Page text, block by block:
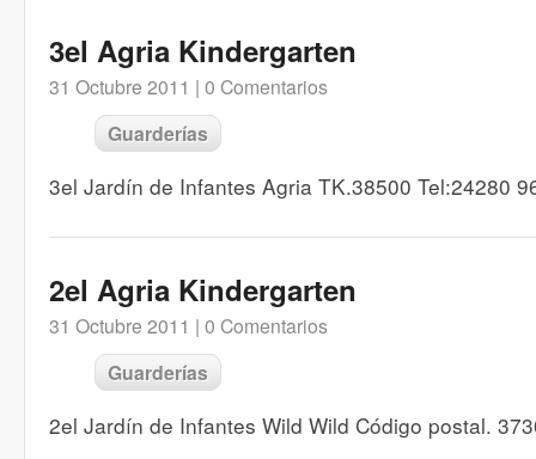
3el Agria Kindergarten
31 Octubre 2011 | 0 Comentarios
Guarderías
3el Jardín de Infantes Agria TK.38500 Tel:24280
2el Agria Kindergarten
31 Octubre 2011 | 0 Comentarios
Guarderías
2el Jardín de Infantes Wild Wild Código postal.